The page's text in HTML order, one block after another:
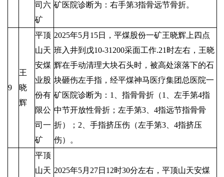
司六
矿
矿医院诊断为：右手第3指骨远节骨折。
9
王
晓
辉
平顶
山天
安煤
业股
份有
限公
司一
矿
2025年5月15日，平煤股份一矿王晓辉上四点
班入井到戊10-31200采面工作.21时左右，王晓
辉在手动清理大块石头时，被高处滚落下的石
块砸伤左手指，经平煤神马医疗集团总医院一
矿医院诊断为：1、指骨骨折（1、左手第4指
中节开放性骨折；左手第3、4指远节指骨骨
折）；2、手指挤压伤（左手第3、4指挤压
伤）。
平顶
山天 2025年5月27日12时30分左右，平顶山天安煤